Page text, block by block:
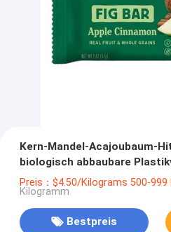
Kern-Mandel-Acajoubaum-
biologisch abbaubare
für das Verpacken
Preis：$4.50/Kilograms 500-999
Kilogramm
Bestpreis